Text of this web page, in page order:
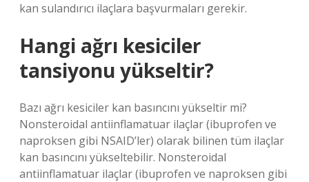
kan sulandırıcı ilaçlara başvurmaları gerekir.
Hangi ağrı kesiciler
tansiyonu yükseltir?
Bazı ağrı kesiciler kan basıncını yükseltir mi?
Nonsteroidal antiinflamatuar ilaçlar (ibuprofen ve
naproksen gibi NSAID’ler) olarak bilinen tüm ilaçlar
kan basıncını yükseltebilir. Nonsteroidal
antiinflamatuar ilaçlar (ibuprofen ve naproksen gibi